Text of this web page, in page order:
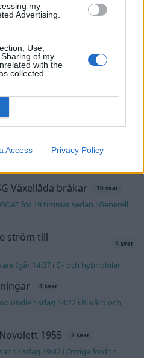
my
Advertising.
Use,
of my
with the
collected.
Access Privacy Policy
onsdag 20:48 Projekt
för 1 timme sedan
El- och
PHEV ? är ni nöjda?
för 8 timmar sedan
för 15 timmar sedan
Växellåda bråkar 10 svar
för 19 timmar sedan i Generell
ström till
4 svar
Igår 14:37 i El- och hybridbilar
4 svar
tisdag 14:22 i Bilvård och
1955 2 svar
tisdag 19:42 i Övriga fordon